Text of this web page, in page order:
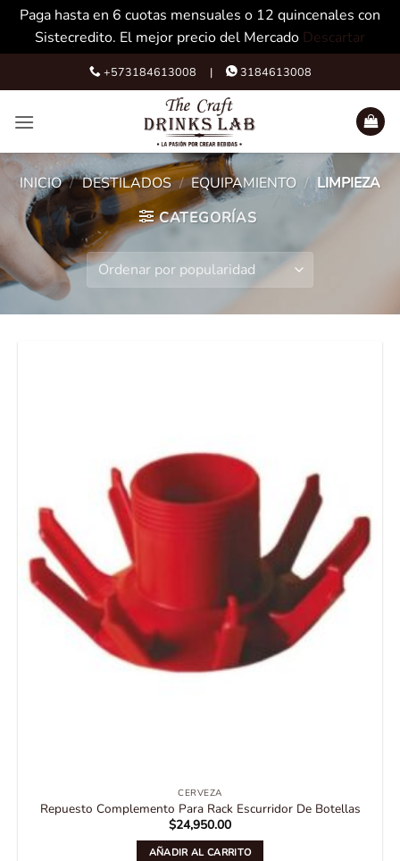
Paga hasta en 6 cuotas mensuales o 12 quincenales con
Sistecredito. El mejor precio del Mercado Descartar
to
+573184613008 | 3184613008
INICIO / DESTILADOS / EQUIPAMIENTO / LIMPIEZA
CATEGORÍAS
CERVEZA
Repuesto Complemento Para Rack Escurridor De Botellas
$24,950.00
AÑADIR AL CARRITO